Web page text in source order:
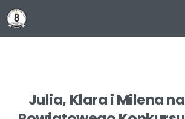
Julia, KlaraiMilenana